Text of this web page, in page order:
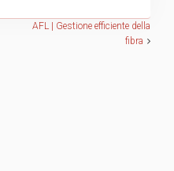
AFL | Gestione efficiente della
fibra